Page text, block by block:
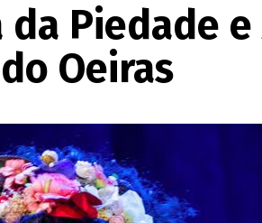
da Piedade
Oeiras